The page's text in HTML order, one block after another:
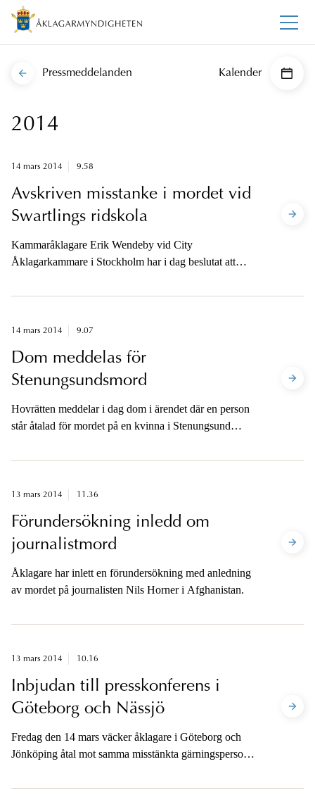
Pressmeddelanden Kalender
2014
14 mars 2014 9.58
Avskriven misstanke i mordet vid
Swartlings ridskola
Kammaråklagare Erik Wendeby vid City
Åklagarkammare i Stockholm har i dag beslutat att
häktad misstänkt för det 18 år gamla mordet vid
14 mars 2014 9.07
Dom meddelas för
Stenungsundsmord
Hovrätten meddelar i dag dom i ärendet där en person
står åtalad för mordet på en kvinna i Stenungsund
13 mars 2014 11.36
Förundersökning inledd om
journalistmord
Åklagare har inlett en förundersökning med anledning
av mordet på journalisten Nils Horner i Afghanistan.
13 mars 2014 10.16
Inbjudan till presskonferens i
Göteborg och Nässjö
Fredag den 14 mars väcker åklagare i Göteborg och
Jönköping åtal mot samma misstänkta gärningspersoner
Åklagarmyndigheten och Polisen in till presskonferens